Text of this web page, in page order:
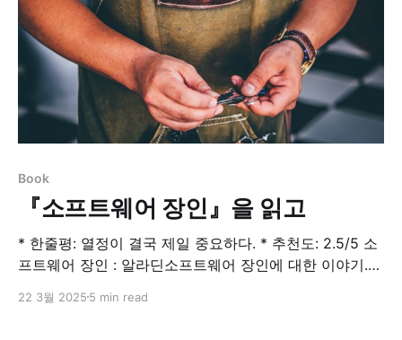
Book
『소프트웨어 장인』을 읽고
* 한줄평: 열정이 결국 제일 중요하다. * 추천도: 2.5/5 소
프트웨어 장인 : 알라딘소프트웨어 장인에 대한 이야기.
만한 이야기를 풀어 놓았다. 생산성이 높은 프로페셔널,
22 3월 2025 5 min read